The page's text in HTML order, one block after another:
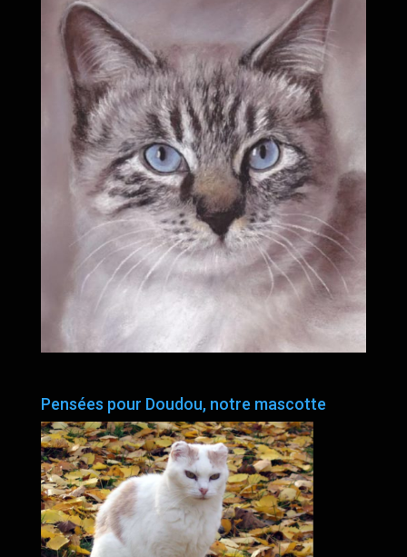
Pensées pour Doudou, notre mascotte